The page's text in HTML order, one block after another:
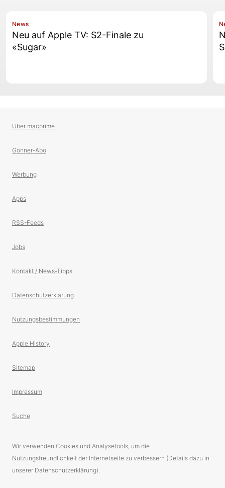
News
Neu auf Apple TV: S2-Finale zu
«Sugar»
Über macprime
Gönner-Abo
Werbung
Apps
RSS-Feeds
Jobs
Kontakt / News-Tipps
Datenschutzerklärung
Nutzungsbestimmungen
Apple History
Sitemap
Impressum
Suche
Wir verwenden Cookies und Analysetools, um die
Nutzungsfreundlichkeit der Internetseite zu verbessern (Details dazu in
unserer Datenschutzerklärung).